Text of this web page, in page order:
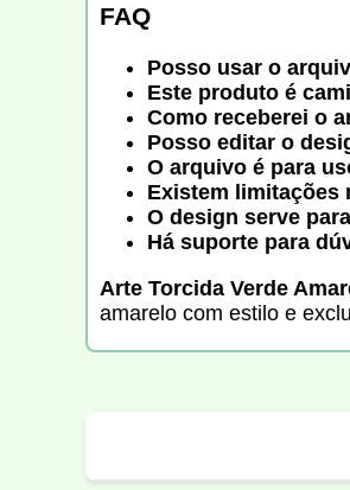
FAQ
Posso usar o
Este produto é
Como receberei o
Posso editar o
O arquivo é para
Existem limitações
O design serve
Há suporte para
Arte Torcida Verde
amarelo com estilo e